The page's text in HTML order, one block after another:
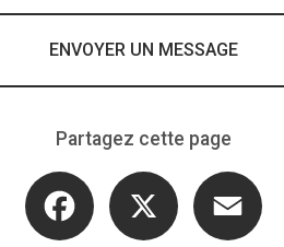
ENVOYER UN MESSAGE
Partagez cette page
Facebook